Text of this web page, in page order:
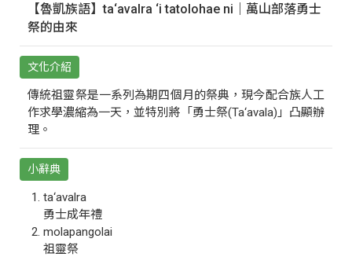
【魯凱族語】ta‘avalra ‘i tatolohae ni｜萬山部落勇士
祭的由來
文化介紹
傳統祖靈祭是一系列為期四個月的祭典，現今配合族人工
作求學濃縮為一天，並特別將「勇士祭(Ta‘avala)」凸顯辦
理。
小辭典
ta‘avalra
勇士成年禮
molapangolai
祖靈祭